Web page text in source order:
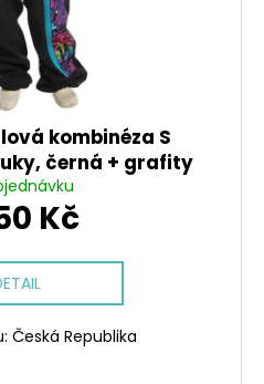
kombinéza S
černá + grafity
Kč
Česká Republika